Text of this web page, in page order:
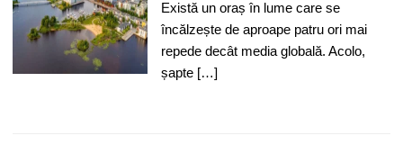
Există un oraș în lume care se
încălzește de aproape patru ori mai
repede decât media globală. Acolo,
șapte […]